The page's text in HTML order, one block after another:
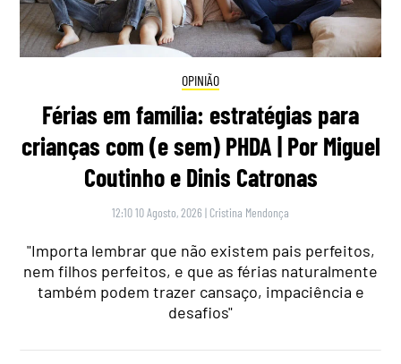
OPINIÃO
Férias em família: estratégias para
crianças com (e sem) PHDA | Por Miguel
Coutinho e Dinis Catronas
12:10 10 Agosto, 2026 | Cristina Mendonça
"Importa lembrar que não existem pais perfeitos,
nem filhos perfeitos, e que as férias naturalmente
também podem trazer cansaço, impaciência e
desafios"